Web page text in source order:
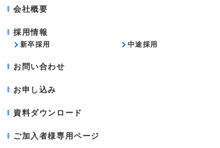
会社概要
採用情報
新卒採用 中途採用
お問い合わせ
お申し込み
資料ダウンロード
ご加入者様専用ページ